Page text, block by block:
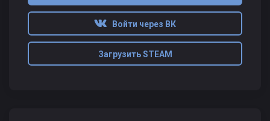
Войти через ВК
Загрузить STEAM